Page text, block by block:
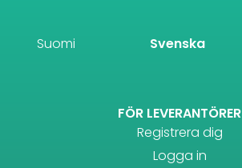
Suomi Svenska
FÖR LEVERANTÖRER
Registrera dig
Logga in